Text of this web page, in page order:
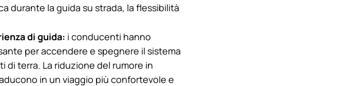
durante la guida su strada, la flessibilità
di guida: i conducenti hanno
per accendere e spegnere il sistema
di terra. La riduzione del rumore in
in un viaggio più confortevole e